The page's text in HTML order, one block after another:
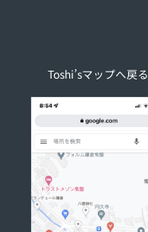
Toshi’sマップへ戻る